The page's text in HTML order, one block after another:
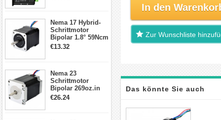
Schrittmotor
Nema 17 Hybrid-
Schrittmotor
Bipolar 1.8° 59Ncm
2A 4 Drähte mit 1m
€13.32
Nema 23
Schrittmotor
Bipolar 269oz.in
2,8A 57x57x76mm
€26.24
In den
Zur Wunschliste
Das könnte Sie auch
interessieren